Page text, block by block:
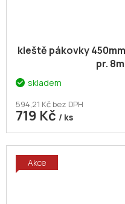
kleště pákovky
pr.
skladem
594,21 Kč bez DPH
719 Kč / ks
Akce